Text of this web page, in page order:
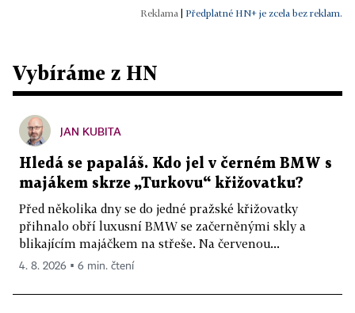
| Předplatné HN+ je zcela bez reklam.
Vybíráme z HN
JAN KUBITA
Hledá se papaláš. Kdo jel v černém BMW s
majákem skrze „Turkovu“ křižovatku?
Před několika dny se do jedné pražské křižovatky
přihnalo obří luxusní BMW se začerněnými skly a
blikajícím majáčkem na střeše. Na červenou...
4. 8. 2026 ▪ 6 min. čtení